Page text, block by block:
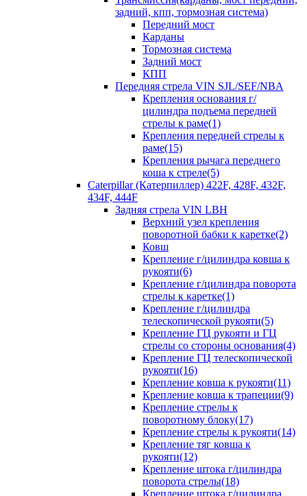
задний, кпп, тормозная система)
Передний мост
Карданы
Тормозная система
Задний мост
КПП
Передняя стрела VIN SJL/SEF/NBA
Крепления основания г/
цилиндра подъема передней
стрелы к раме(1)
Крепления передней стрелы к
раме(15)
Крепления рычага переднего
коша к стреле(5)
Caterpillar (Катерпиллер) 422F, 428F, 432F,
434F, 444F
Задняя стрела VIN LBH
Верхний узел крепления
поворотной бабки к каретке(2)
Ковш
Крепление г/цилиндра ковша к
рукояти(6)
Крепление г/цилиндра поворота
стрелы к каретке(1)
Крепление г/цилиндра
телескопической рукояти(5)
Крепление ГЦ рукояти и ГЦ
стрелы со стороны основания(4)
Крепление ГЦ телескопической
рукояти(16)
Крепление ковша к рукояти(11)
Крепление ковша к трапеции(9)
Крепление стрелы к
поворотному блоку(17)
Крепление стрелы к рукояти(14)
Крепление тяг ковша к
рукояти(12)
Крепление штока г/цилиндра
поворота стрелы(18)
Крепление штока г/цилиндра